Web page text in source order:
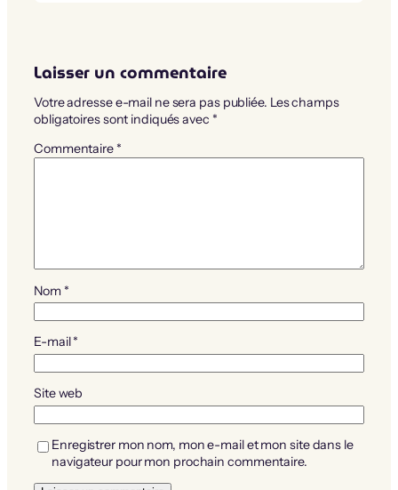
Laisser un commentaire
Votre adresse e-mail ne sera pas publiée. Les champs
obligatoires sont indiqués avec *
Commentaire *
Nom *
E-mail*
Site web
Enregistrer mon nom, mon e-mail et mon site dans le
navigateur pour mon prochain commentaire.